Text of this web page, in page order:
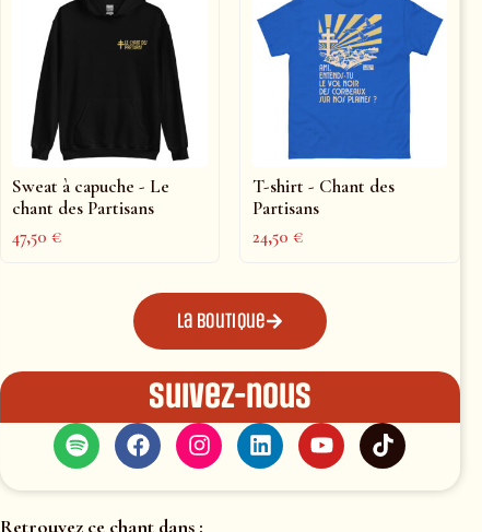
Sweat à capuche - Le
chant des Partisans
47,50€
T-shirt - Chant des
Partisans
24,50€
La boutique
Suivez-nous
Retrouvez ce chant dans :